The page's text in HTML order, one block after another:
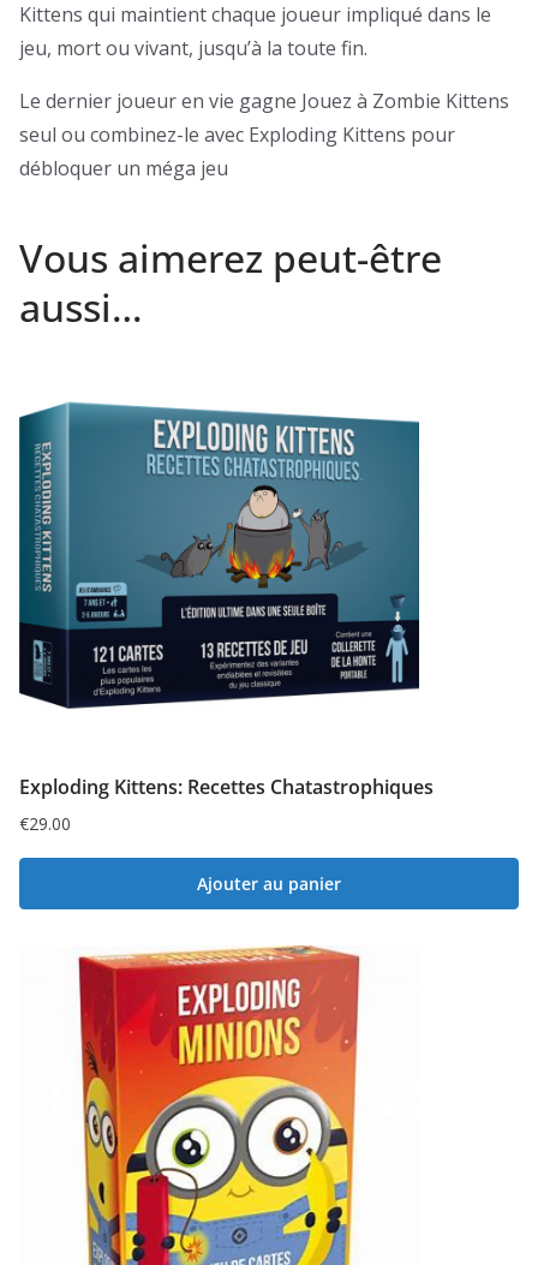
Kittens qui maintient chaque joueur impliqué dans le
jeu, mort ou vivant, jusqu’à la toute fin.
Le dernier joueur en vie gagne Jouez à Zombie Kittens
seul ou combinez-le avec Exploding Kittens pour
débloquer un méga jeu
Vous aimerez peut-être
aussi…
Exploding Kittens: Recettes Chatastrophiques
€29.00
Ajouter au panier